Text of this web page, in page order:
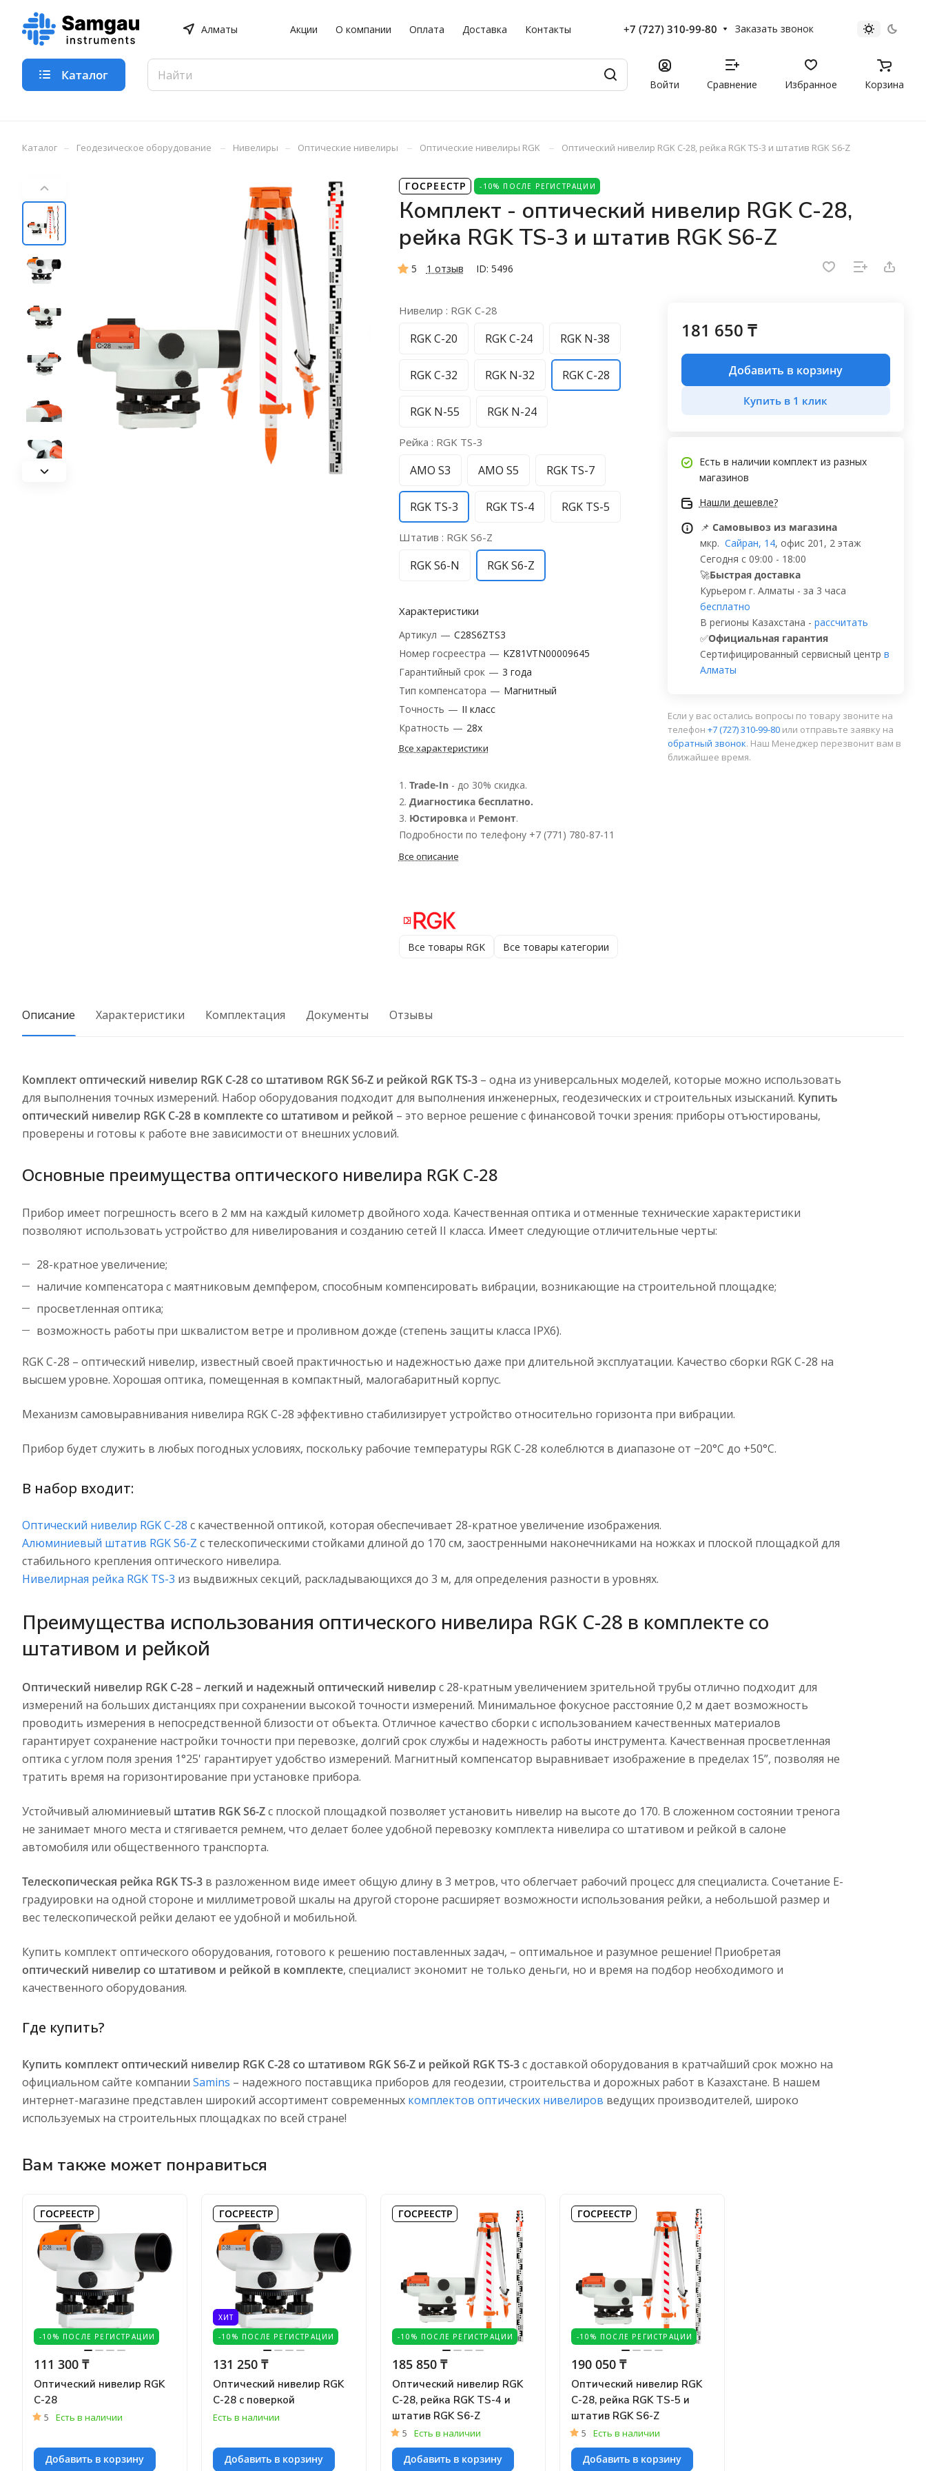
Алматы Акции О компании Оплата Доставка Контакты +7 (727) 310-99-80 Заказать звонок
Каталог
Войти Сравнение Избранное Корзина
Каталог – Геодезическое оборудование – Нивелиры – Оптические нивелиры – Оптические нивелиры RGK – Оптический нивелир RGK C-28, рейка RGK TS-3 и штатив RGK S6-Z
ГОСРЕЕСТР -10% ПОСЛЕ РЕГИСТРАЦИИ
Комплект - оптический нивелир RGK C-28,
рейка RGK TS-3 и штатив RGK S6-Z
5 1 отзыв ID: 5496
Нивелир : RGK C-28
RGK C-20 RGK C-24 RGK N-38
RGK C-32 RGK N-32 RGK C-28
RGK N-55 RGK N-24
Рейка : RGK TS-3
AMO S3 AMO S5 RGK TS-7
RGK TS-3 RGK TS-4 RGK TS-5
Штатив : RGK S6-Z
RGK S6-N RGK S6-Z
Характеристики
Артикул — C28S6ZTS3
Номер госреестра — KZ81VTN00009645
Гарантийный срок — 3 года
Тип компенсатора — Магнитный
Точность — II класс
Кратность — 28х
Все характеристики
1. Trade-In- до 30% скидка.
2. Диагностика бесплатно.
3. Юстировкаи Ремонт.
Подробности по телефону +7 (771) 780-87-11
Все описание
Все товары RGK Все товары категории
181 650 ₸
Добавить в корзину
Купить в 1 клик
Есть в наличии комплект из разных
магазинов
Нашли дешевле?
📌 Самовывоз из магазина
мкр. Сайран, 14, офис 201, 2 этаж
Сегодня с 09:00 - 18:00
🚀Быстрая доставка
Курьером г. Алматы - за 3 часа
бесплатно
В регионы Казахстана - рассчитать
✅Официальная гарантия
Сертифицированный сервисный центр в
Алматы
Если у вас остались вопросы по товару звоните на
телефон +7 (727) 310-99-80или отправьте заявку на
обратный звонок. Наш Менеджер перезвонит вам в
ближайшее время.
Описание Характеристики Комплектация Документы Отзывы
Комплект оптический нивелир RGK C-28 со штативом RGK S6-Z и рейкой RGK TS-3 – одна из универсальных моделей, которые можно использовать
для выполнения точных измерений. Набор оборудования подходит для выполнения инженерных, геодезических и строительных изысканий. Купить
оптический нивелир RGK C-28 в комплекте со штативом и рейкой – это верное решение с финансовой точки зрения: приборы отъюстированы,
проверены и готовы к работе вне зависимости от внешних условий.
Основные преимущества оптического нивелира RGK C-28
Прибор имеет погрешность всего в 2 мм на каждый километр двойного хода. Качественная оптика и отменные технические характеристики
позволяют использовать устройство для нивелирования и созданию сетей II класса. Имеет следующие отличительные черты:
28-кратное увеличение;
наличие компенсатора с маятниковым демпфером, способным компенсировать вибрации, возникающие на строительной площадке;
просветленная оптика;
возможность работы при шквалистом ветре и проливном дожде (степень защиты класса IPX6).
RGK C-28 – оптический нивелир, известный своей практичностью и надежностью даже при длительной эксплуатации. Качество сборки RGK C-28 на
высшем уровне. Хорошая оптика, помещенная в компактный, малогабаритный корпус.
Механизм самовыравнивания нивелира RGK C-28 эффективно стабилизирует устройство относительно горизонта при вибрации.
Прибор будет служить в любых погодных условиях, поскольку рабочие температуры RGK C-28 колеблются в диапазоне от −20°C до +50°C.
В набор входит:
Оптический нивелир RGK C-28 с качественной оптикой, которая обеспечивает 28-кратное увеличение изображения.
Алюминиевый штатив RGK S6-Z с телескопическими стойками длиной до 170 см, заостренными наконечниками на ножках и плоской площадкой для
стабильного крепления оптического нивелира.
Нивелирная рейка RGK TS-3 из выдвижных секций, раскладывающихся до 3 м, для определения разности в уровнях.
Преимущества использования оптического нивелира RGK C-28 в комплекте со
штативом и рейкой
Оптический нивелир RGK C-28 – легкий и надежный оптический нивелир с 28-кратным увеличением зрительной трубы отлично подходит для
измерений на больших дистанциях при сохранении высокой точности измерений. Минимальное фокусное расстояние 0,2 м дает возможность
проводить измерения в непосредственной близости от объекта. Отличное качество сборки с использованием качественных материалов
гарантирует сохранение настройки точности при перевозке, долгий срок службы и надежность работы инструмента. Качественная просветленная
оптика с углом поля зрения 1°25' гарантирует удобство измерений. Магнитный компенсатор выравнивает изображение в пределах 15”, позволяя не
тратить время на горизонтирование при установке прибора.
Устойчивый алюминиевый штатив RGK S6-Zс плоской площадкой позволяет установить нивелир на высоте до 170. В сложенном состоянии тренога
не занимает много места и стягивается ремнем, что делает более удобной перевозку комплекта нивелира со штативом и рейкой в салоне
автомобиля или общественного транспорта.
Телескопическая рейка RGK TS-3 в разложенном виде имеет общую длину в 3 метров, что облегчает рабочий процесс для специалиста. Сочетание Е-
градуировки на одной стороне и миллиметровой шкалы на другой стороне расширяет возможности использования рейки, а небольшой размер и
вес телескопической рейки делают ее удобной и мобильной.
Купить комплект оптического оборудования, готового к решению поставленных задач, – оптимальное и разумное решение! Приобретая
оптический нивелир со штативом и рейкой в комплекте, специалист экономит не только деньги, но и время на подбор необходимого и
качественного оборудования.
Где купить?
Купить комплект оптический нивелир RGK C-28 со штативом RGK S6-Z и рейкой RGK TS-3с доставкой оборудования в кратчайший срок можно на
официальном сайте компании Samins – надежного поставщика приборов для геодезии, строительства и дорожных работ в Казахстане. В нашем
интернет-магазине представлен широкий ассортимент современных комплектов оптических нивелиров ведущих производителей, широко
используемых на строительных площадках по всей стране!
Вам также может понравиться
-10% ПОСЛЕ РЕГИСТРАЦИИ
ГОСРЕЕСТР
111 300 ₸
Оптический нивелир RGK
C-28
5 Есть в наличии
Добавить в корзину
ХИТ
-10% ПОСЛЕ РЕГИСТРАЦИИ
ГОСРЕЕСТР
131 250 ₸
Оптический нивелир RGK
C-28 с поверкой
Есть в наличии
Добавить в корзину
-10% ПОСЛЕ РЕГИСТРАЦИИ
ГОСРЕЕСТР
185 850 ₸
Оптический нивелир RGK
C-28, рейка RGK TS-4 и
штатив RGK S6-Z
5 Есть в наличии
Добавить в корзину
-10% ПОСЛЕ РЕГИСТРАЦИИ
ГОСРЕЕСТР
190 050 ₸
Оптический нивелир RGK
C-28, рейка RGK TS-5 и
штатив RGK S6-Z
5 Есть в наличии
Добавить в корзину